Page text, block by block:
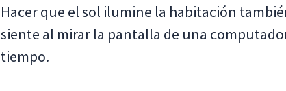
Hacer que el sol ilumine la habitación
siente al mirar la pantalla de una
tiempo.